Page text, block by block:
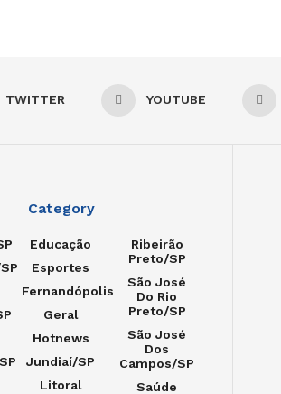
TWITTER YOUTUBE
Category
Educação
Esportes
Fernandópolis
Geral
Hotnews
Jundiaí/SP
Litoral
Ribeirão
Preto/SP
São José
Do Rio
Preto/SP
São José
Dos
Campos/SP
Saúde